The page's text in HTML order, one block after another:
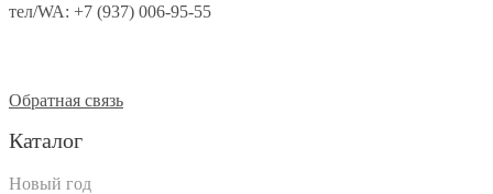
тел/WA: +7 (937) 006-95-55
Обратная связь
Каталог
Новый год